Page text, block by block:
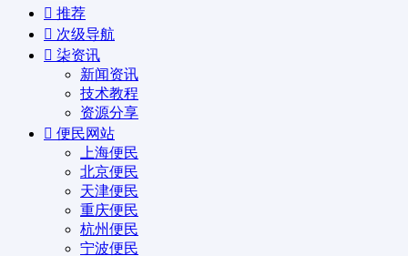
推荐
次级导航
柒资讯
新闻资讯
技术教程
资源分享
便民网站
上海便民
北京便民
天津便民
重庆便民
杭州便民
宁波便民